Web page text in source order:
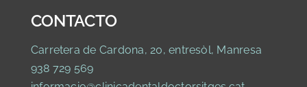
CONTACTO
Carretera de Cardona, 20, entresòl, Manresa
938 729 569